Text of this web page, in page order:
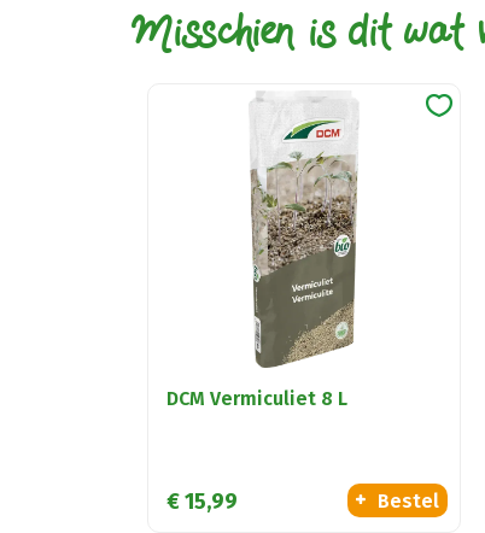
Misschien is dit wat
DCM Vermiculiet 8 L
€15,99 Bestel